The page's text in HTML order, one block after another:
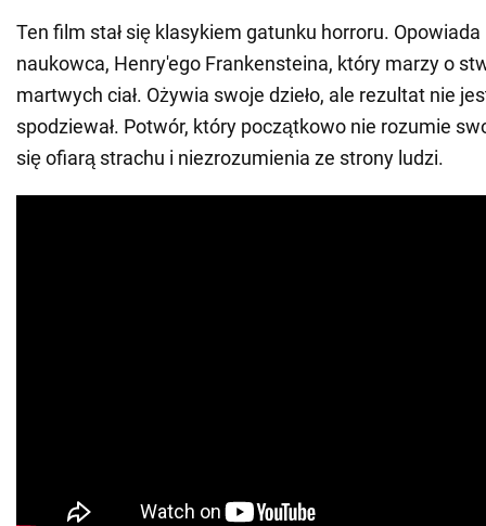
Ten film stał się klasykiem gatunku horroru. Opowiada
naukowca, Henry'ego Frankensteina, który marzy o
martwych ciał. Ożywia swoje dzieło, ale rezultat nie
spodziewał. Potwór, który początkowo nie rozumie
się ofiarą strachu i niezrozumienia ze strony ludzi.